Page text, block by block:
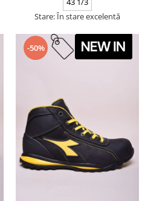
Stare: În stare excelentă
-50%